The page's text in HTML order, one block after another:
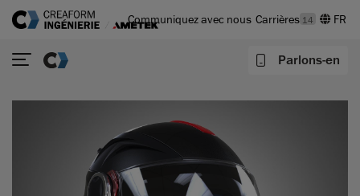
Communiquez avec nous Carrières 14
Parlons-en